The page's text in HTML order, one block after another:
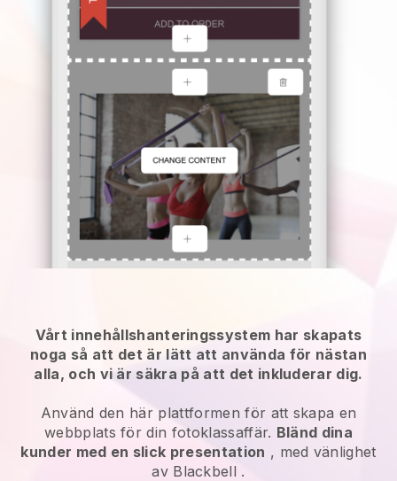
Vårt innehållshanteringssystem har skapats
noga så att det är lätt att använda för nästan
alla, och vi är säkra på att det inkluderar dig.
Använd den här plattformen för att skapa en
webbplats för din fotoklassaffär. Bländ dina
kunder med en slick presentation , med vänlighet
av Blackbell .